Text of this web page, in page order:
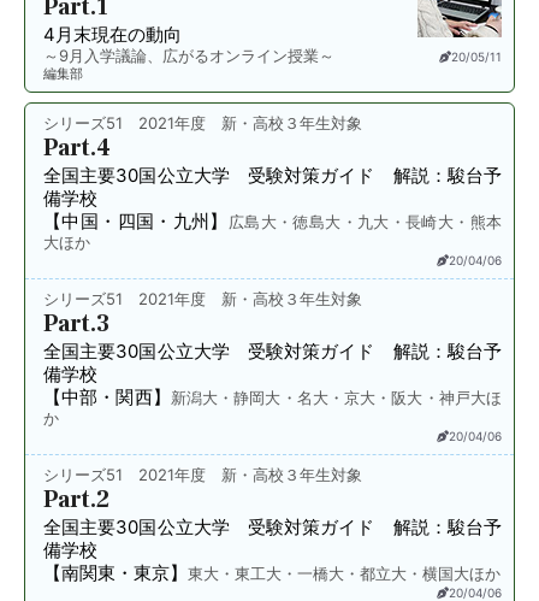
20/05/11
Part.1
4月末現在の動向
～9月入学議論、広がるオンライン授業～
編集部
シリーズ51 2021年度 新・高校３年生対象
Part.4
全国主要30国公立大学 受験対策ガイド 解説：駿台予
備学校
【中国・四国・九州】
広島大・徳島大・九大・長崎大・熊本
大ほか
20/04/06
シリーズ51 2021年度 新・高校３年生対象
Part.3
全国主要30国公立大学 受験対策ガイド 解説：駿台予
備学校
【中部・関西】
新潟大・静岡大・名大・京大・阪大・神戸大ほ
か
20/04/06
シリーズ51 2021年度 新・高校３年生対象
Part.2
全国主要30国公立大学 受験対策ガイド 解説：駿台予
備学校
【南関東・東京】 東大・東工大・一橋大・都立大・横国大ほか
20/04/06